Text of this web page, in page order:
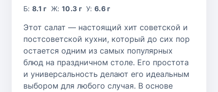
Б:8.1 г Ж: 10.3 г У:6.6 г
Этот салат — настоящий хит советской и
постсоветской кухни, который до сих пор
остается одним из самых популярных
блюд на праздничном столе. Его простота
и универсальность делают его идеальным
выбором для любого случая. В основе